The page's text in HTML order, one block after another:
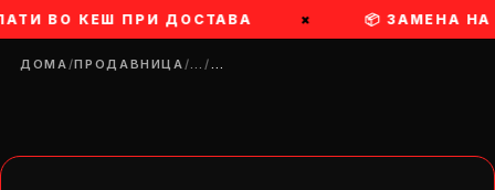
ВО КЕШ ПРИ ДОСТАВА × 📦 ЗАМЕНА
ДОМА/ПРОДАВНИЦА/…/…